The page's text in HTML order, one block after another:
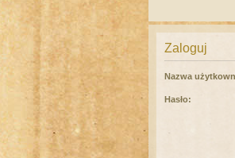
Zaloguj
Nazwa
Hasło: